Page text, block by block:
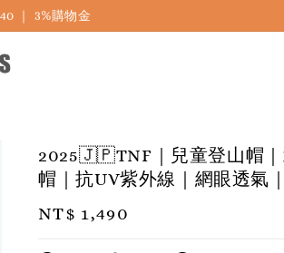
｜ 3%購物金
2025🇯🇵TNF｜兒童登山帽
帽｜抗UV紫外線｜網眼透氣
Regular
NT$ 1,490